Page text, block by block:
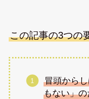
この記事の3つの
冒頭から
もない」